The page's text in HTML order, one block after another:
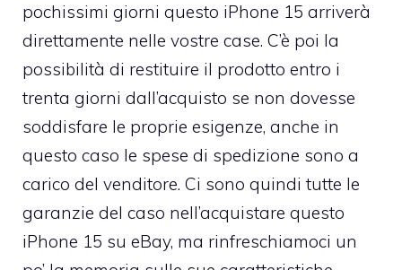
pochissimi giorni questo iPhone 15 arriverà
direttamente nelle vostre case. C’è poi la
possibilità di restituire il prodotto entro i
trenta giorni dall’acquisto se non dovesse
soddisfare le proprie esigenze, anche in
questo caso le spese di spedizione sono a
carico del venditore. Ci sono quindi tutte le
garanzie del caso nell’acquistare questo
iPhone 15 su eBay, ma rinfreschiamoci un